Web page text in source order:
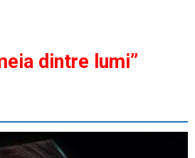
dintre lumi”